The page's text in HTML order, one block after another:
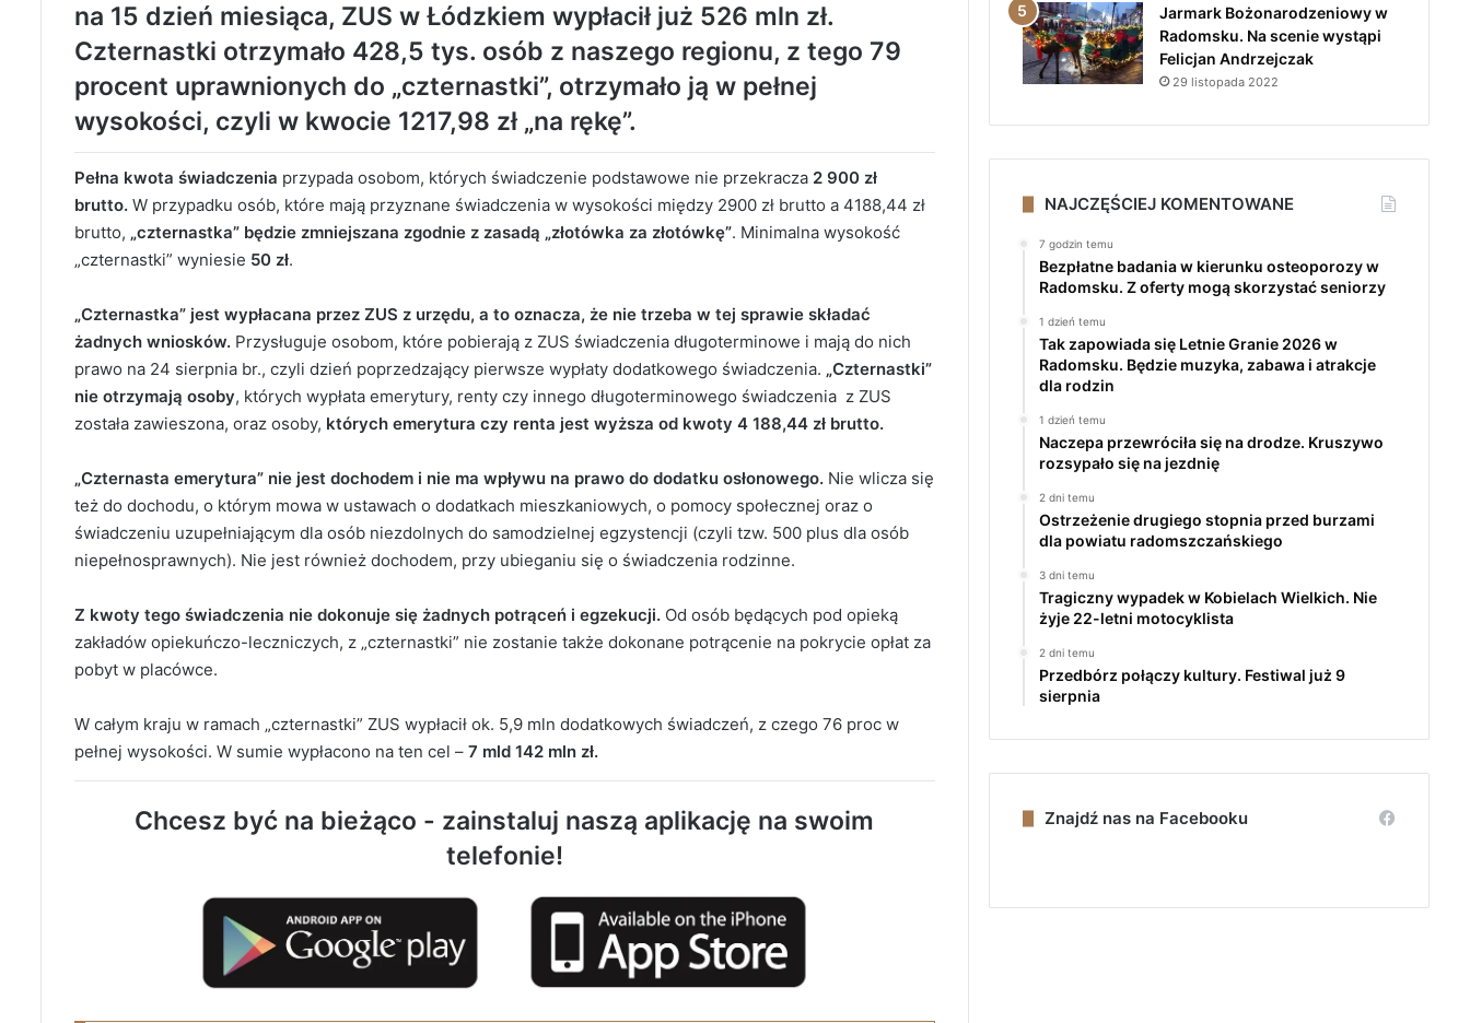
na 15 dzień miesiąca, ZUS w Łódzkiem wypłacił już 526 mln zł.
Czternastki otrzymało 428,5 tys. osób z naszego regionu, z tego 79
procent uprawnionych do „czternastki”, otrzymało ją w pełnej
wysokości, czyli w kwocie 1217,98 zł „na rękę”.
Pełna kwota świadczenia przypada osobom, których świadczenie podstawowe nie przekracza 2 900 zł
brutto. W przypadku osób, które mają przyznane świadczenia w wysokości między 2900 zł brutto a 4188,44 zł
brutto, „czternastka” będzie zmniejszana zgodnie z zasadą „złotówka za złotówkę”. Minimalna wysokość
„czternastki” wyniesie 50 zł.
„Czternastka” jest wypłacana przez ZUS z urzędu, a to oznacza, że nie trzeba w tej sprawie składać
żadnych wniosków. Przysługuje osobom, które pobierają z ZUS świadczenia długoterminowe i mają do nich
prawo na 24 sierpnia br., czyli dzień poprzedzający pierwsze wypłaty dodatkowego świadczenia. „Czternastki”
nie otrzymają osoby, których wypłata emerytury, renty czy innego długoterminowego świadczenia z ZUS
została zawieszona, oraz osoby, których emerytura czy renta jest wyższa od kwoty 4 188,44 zł brutto.
„Czternasta emerytura” nie jest dochodem i nie ma wpływu na prawo do dodatku osłonowego. Nie wlicza się
też do dochodu, o którym mowa w ustawach o dodatkach mieszkaniowych, o pomocy społecznej oraz o
świadczeniu uzupełniającym dla osób niezdolnych do samodzielnej egzystencji (czyli tzw. 500 plus dla osób
niepełnosprawnych). Nie jest również dochodem, przy ubieganiu się o świadczenia rodzinne.
Z kwoty tego świadczenia nie dokonuje się żadnych potrąceń i egzekucji. Od osób będących pod opieką
zakładów opiekuńczo-leczniczych, z „czternastki” nie zostanie także dokonane potrącenie na pokrycie opłat za
pobyt w placówce.
W całym kraju w ramach „czternastki” ZUS wypłacił ok. 5,9 mln dodatkowych świadczeń, z czego 76 proc w
pełnej wysokości. W sumie wypłacono na ten cel – 7 mld 142 mln zł.
Chcesz być na bieżąco - zainstaluj naszą aplikację na swoim
telefonie!
Nie żyje 22-letni motocyklista
Życie bez alkoholu – lepszy wybór.
Radomsko włącza się w Miesiąc
Jarmark Bożonarodzeniowy w
Radomsku. Na scenie wystąpi
Felicjan Andrzejczak
29 listopada 2022
NAJCZĘŚCIEJ KOMENTOWANE
7 godzin temu
Bezpłatne badania w kierunku osteoporozy w
Radomsku. Z oferty mogą skorzystać seniorzy
1 dzień temu
Tak zapowiada się Letnie Granie 2026 w
Radomsku. Będzie muzyka, zabawa i atrakcje
dla rodzin
1 dzień temu
Naczepa przewróciła się na drodze. Kruszywo
rozsypało się na jezdnię
2 dni temu
Ostrzeżenie drugiego stopnia przed burzami
dla powiatu radomszczańskiego
3 dni temu
Tragiczny wypadek w Kobielach Wielkich. Nie
żyje 22-letni motocyklista
2 dni temu
Przedbórz połączy kultury. Festiwal już 9
sierpnia
Znajdź nas na Facebooku